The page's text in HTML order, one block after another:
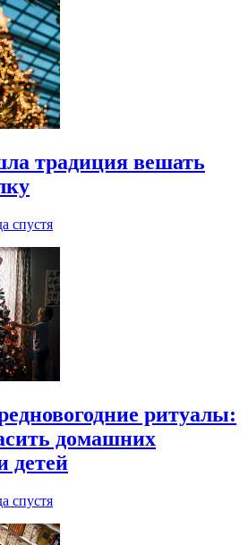
традиция вешать
спустя
ритуалы:
домашних
детей
спустя